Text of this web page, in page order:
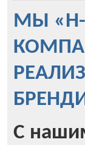
МЫ
С